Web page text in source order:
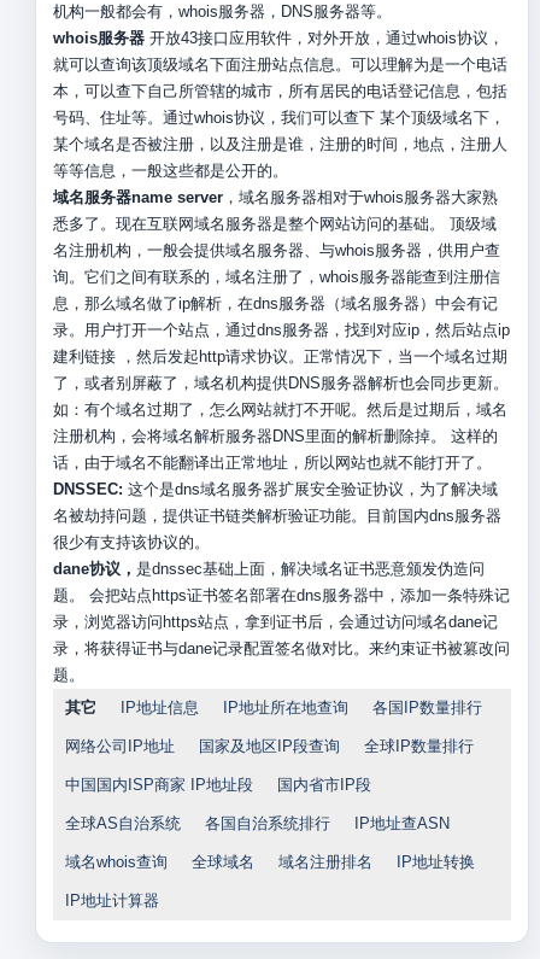
机构一般都会有，whois服务器，DNS服务器等。
whois服务器开放43接口应用软件，对外开放，通过whois协议，
就可以查询该顶级域名下面注册站点信息。可以理解为是一个电话
本，可以查下自己所管辖的城市，所有居民的电话登记信息，包括
号码、住址等。通过whois协议，我们可以查下 某个顶级域名下，
某个域名是否被注册，以及注册是谁，注册的时间，地点，注册人
等等信息，一般这些都是公开的。
域名服务器name server，域名服务器相对于whois服务器大家熟
悉多了。现在互联网域名服务器是整个网站访问的基础。 顶级域
名注册机构，一般会提供域名服务器、与whois服务器，供用户查
询。它们之间有联系的，域名注册了，whois服务器能查到注册信
息，那么域名做了ip解析，在dns服务器（域名服务器）中会有记
录。用户打开一个站点，通过dns服务器，找到对应ip，然后站点ip
建利链接 ，然后发起http请求协议。正常情况下，当一个域名过期
了，或者别屏蔽了，域名机构提供DNS服务器解析也会同步更新。
如：有个域名过期了，怎么网站就打不开呢。然后是过期后，域名
注册机构，会将域名解析服务器DNS里面的解析删除掉。 这样的
话，由于域名不能翻译出正常地址，所以网站也就不能打开了。
DNSSEC: 这个是dns域名服务器扩展安全验证协议，为了解决域
名被劫持问题，提供证书链类解析验证功能。目前国内dns服务器
很少有支持该协议的。
dane协议， 是dnssec基础上面，解决域名证书恶意颁发伪造问
题。 会把站点https证书签名部署在dns服务器中，添加一条特殊记
录，浏览器访问https站点，拿到证书后，会通过访问域名dane记
录，将获得证书与dane记录配置签名做对比。来约束证书被篡改问
题。
其它
IP地址信息 IP地址所在地查询 各国IP数量排行
网络公司IP地址 国家及地区IP段查询 全球IP数量排行
中国国内ISP商家 IP地址段 国内省市IP段
全球AS自治系统 各国自治系统排行 IP地址查ASN
域名whois查询 全球域名 域名注册排名 IP地址转换
IP地址计算器